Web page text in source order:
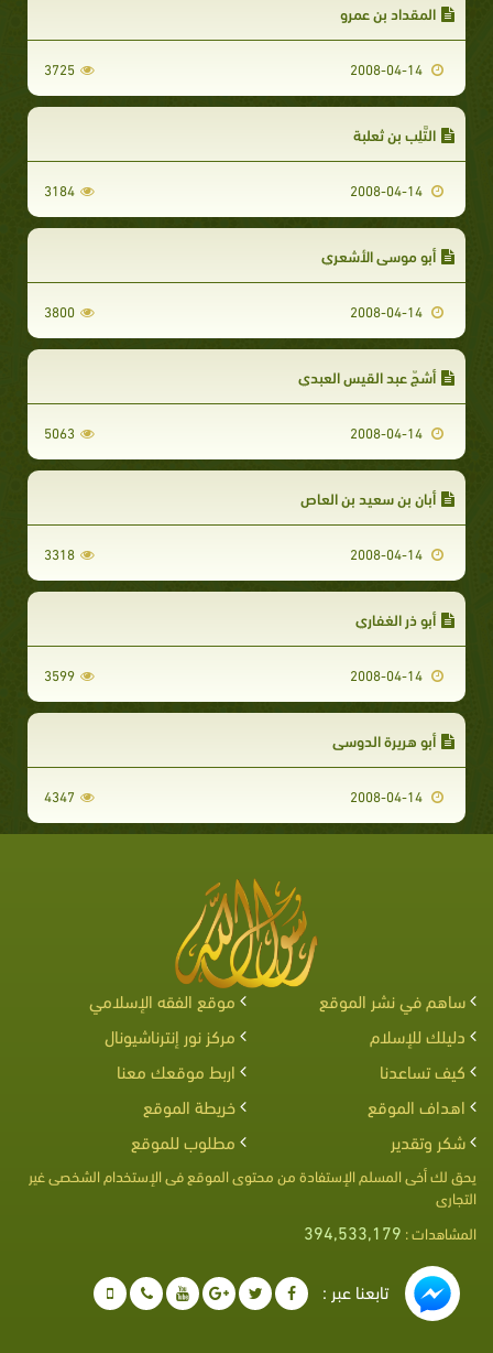
المقداد بن عمرو
3725
التَّلِب بن ثعلبة
3184
أبو موسى الأشعري
3800
أشجّ عبد القيس العبدي
5063
أبان بن سعيد بن العاص
3318
أبو ذر الغفاري
3599
أبو هريرة الدوسي
4347
ساهم في نشر الموقع
موقع الفقه الإسلامي
دليلك للإسلام
مركز نور إنترناشيونال
كيف تساعدنا
اربط موقعك معنا
اهداف الموقع
خريطة الموقع
شكر وتقدير
مطلوب للموقع
يحق لك أخى المسلم الإستفادة من محتوى الموقع فى الإستخدام الشخصى غير
التجارى
المشاهدات : 394,533,179
تابعنا عبر :